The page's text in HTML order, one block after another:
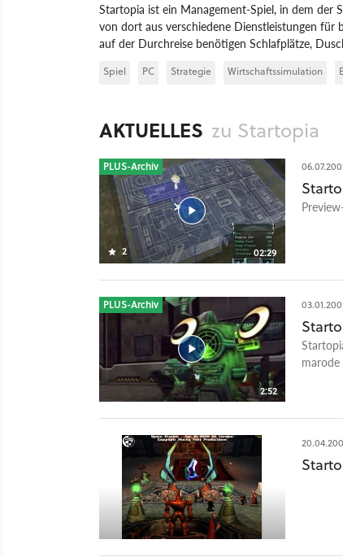
Startopia ist ein Management-Spiel, in dem der
von dort aus verschiedene Dienstleistungen für
auf der Durchreise benötigen Schlafplätze,
Spiel PC Strategie Wirtschaftssimulation
AKTUELLES zu Startopia
2 02:29
PLUS-Archiv
2:52
PLUS-Archiv